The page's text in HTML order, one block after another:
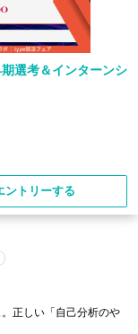
選考＆インターンシ
ントリーする
正しい「自己分析のや